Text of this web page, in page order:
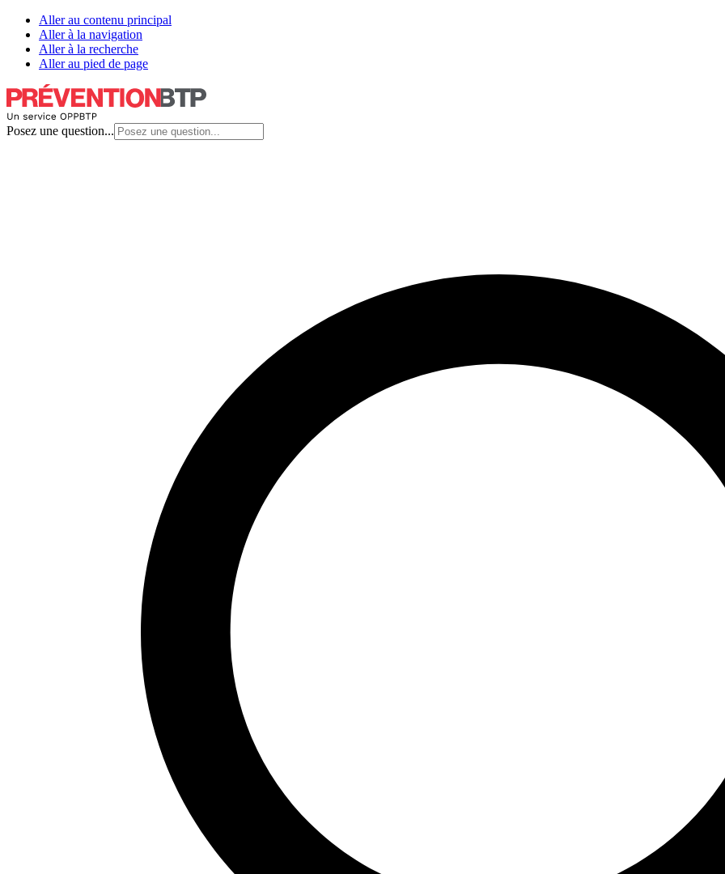
Aller au contenu principal
Aller à la navigation
Aller à la recherche
Aller au pied de page
Posez une question...